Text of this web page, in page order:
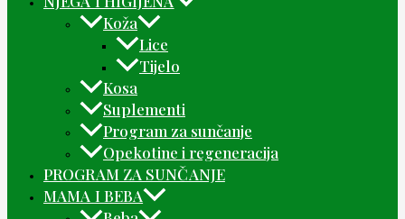
Koža
Lice
Tijelo
Kosa
Suplementi
Program za sunčanje
Opekotine i regeneracija
PROGRAM ZA SUNČANJE
MAMA I BEBA